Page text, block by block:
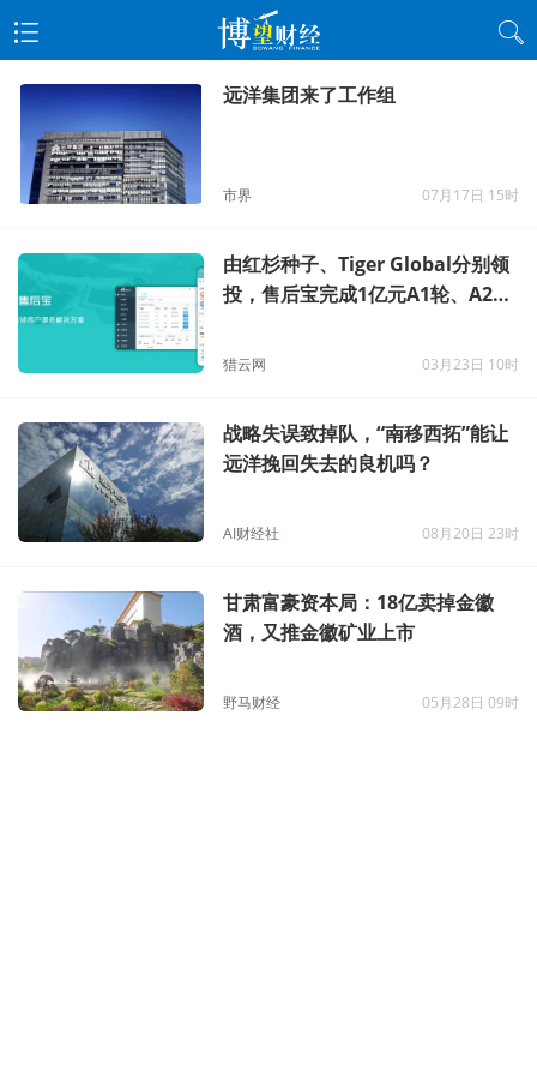
远洋集团来了工作组
市界 07月17日 15时
由红杉种子、Tiger Global分别领
投，售后宝完成1亿元A1轮、A2轮
猎云网 03月23日 10时
战略失误致掉队，“南移西拓”能让
远洋挽回失去的良机吗？
AI财经社 08月20日 23时
甘肃富豪资本局：18亿卖掉金徽
酒，又推金徽矿业上市
野马财经 05月28日 09时